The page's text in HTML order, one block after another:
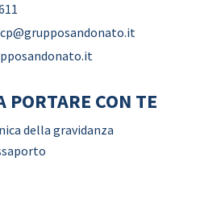
PORTARE CON TE
della gravidanza